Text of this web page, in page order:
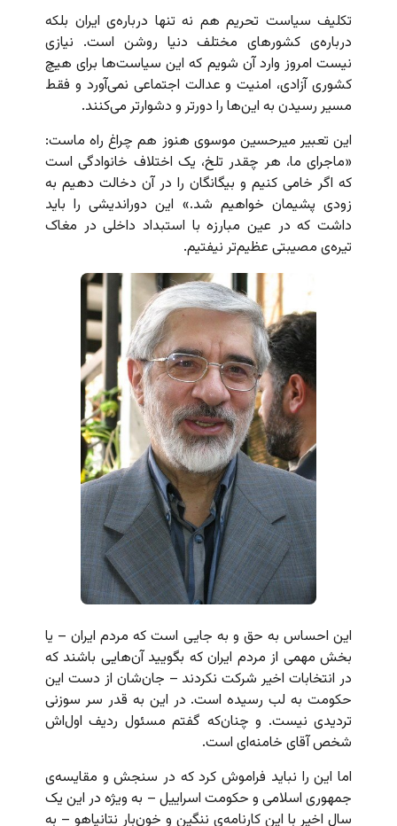
تکلیف سیاست تحریم هم نه تنها درباره‌ی ایران بلکه
درباره‌ی کشورهای مختلف دنیا روشن است. نیازی
نیست امروز وارد آن شویم که این سیاست‌ها برای هیچ
کشوری آزادی، امنیت و عدالت اجتماعی نمی‌آورد و فقط
مسیر رسیدن به این‌ها را دورتر و دشوارتر می‌کنند.
این تعبیر میرحسین موسوی هنوز هم چراغ راه ماست:
«ماجرای ما، هر چقدر تلخ، یک اختلاف خانوادگی است
که اگر خامی کنیم و بیگانگان را در آن دخالت دهیم به
زودی پشیمان خواهیم شد.» این دوراندیشی را باید
داشت که در عین مبارزه با استبداد داخلی در مغاک
تیره‌ی مصیبتی عظیم‌تر نیفتیم.
این احساس به حق و به جایی است که مردم ایران – یا
بخش مهمی از مردم ایران که بگویید آن‌هایی باشند که
در انتخابات اخیر شرکت نکردند – جان‌شان از دست این
حکومت به لب رسیده است. در این به قدر سر سوزنی
تردیدی نیست. و چنان‌که گفتم مسئول ردیف اول‌اش
شخص آقای خامنه‌ای است.
اما این را نباید فراموش کرد که در سنجش و مقایسه‌ی
جمهوری اسلامی و حکومت اسراییل – به ویژه در این یک
سال اخیر با این کارنامه‌ی ننگین و خون‌بار نتانیاهو – به